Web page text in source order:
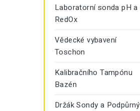
Laboratorní sonda pH a
RedOx
Vědecké vybavení
Toschon
Kalibračního Tampónu
Bazén
Držák Sondy a Podpůrný